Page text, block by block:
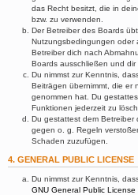
das Recht besitzt, die in
bzw. zu verwenden.
Der Betreiber des Boards
Nutzungsbedingungen oder
Betreiber dich nach
Boards ausschließen und dir
Du nimmst zur Kenntnis,
Beiträgen übernimmt, die er
genommen hat. Du
Funktionen jederzeit zu
Du gestattest dem Betreiber
gegen o. g. Regeln
Schaden zuzufügen.
4. GENERAL PUBLIC LICENSE
Du nimmst zur Kenntnis,
GNU General Public License